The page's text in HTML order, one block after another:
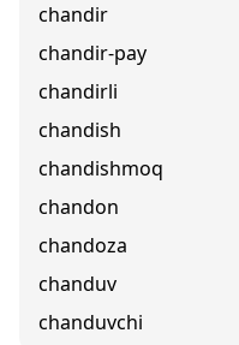
chandir
chandir-pay
chandirli
chandish
chandishmoq
chandon
chandoza
chanduv
chanduvchi